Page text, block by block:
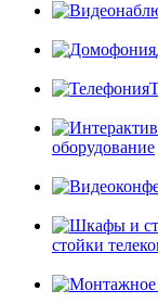
оборудование
стойки